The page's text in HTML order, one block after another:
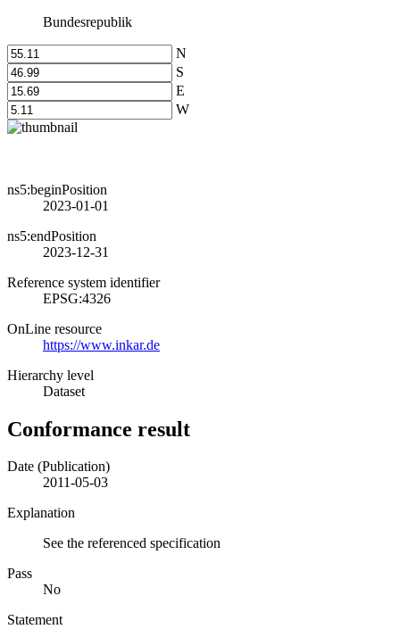
Bundesrepublik
N
S
E
W
ns5:beginPosition
2023-01-01
ns5:endPosition
2023-12-31
Reference system identifier
EPSG:4326
OnLine resource
https://www.inkar.de
Hierarchy level
Dataset
Conformance result
Date (Publication)
2011-05-03
Explanation
See the referenced specification
Pass
No
Statement